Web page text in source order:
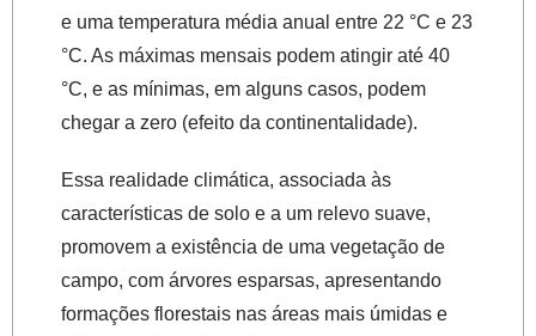
e uma temperatura média anual entre 22 °C e 23
°C. As máximas mensais podem atingir até 40
°C, e as mínimas, em alguns casos, podem
chegar a zero (efeito da continentalidade).
Essa realidade climática, associada às
características de solo e a um relevo suave,
promovem a existência de uma vegetação de
campo, com árvores esparsas, apresentando
formações florestais nas áreas mais úmidas e